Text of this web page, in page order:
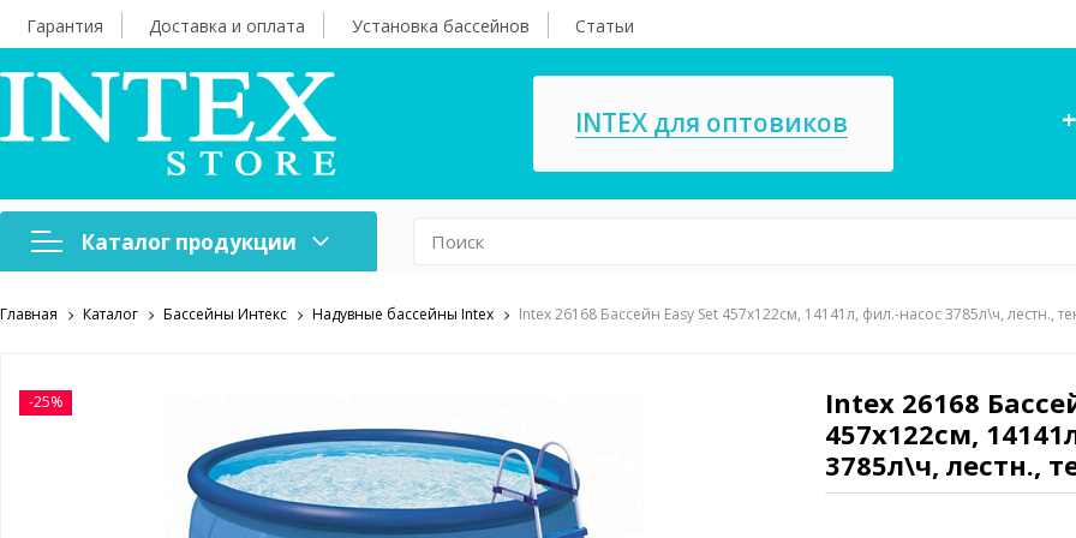
Гарантия Доставка и оплата Установка бассейнов Статьи
INTEX для оптовиков
Каталог продукции
Надувная мебель Насосы, ремкомплекты СПА
игрушки
Надувные лодки и
аксессуары
Химия для бассейнов Запчасти для
Главная Каталог Бассейны Интекс Надувные бассейны Intex Intex 26168 Бассейн Easy Set 457х122см, 14141л, фил.-насос 3785л\ч, лестн.,
-25%
Intex 26168
457х122см,
3785л\ч, лестн.,